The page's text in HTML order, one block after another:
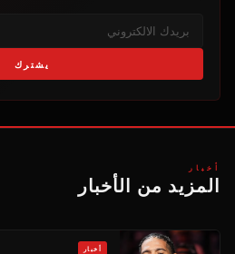
يشترك
أخبار
المزيد من الأخبار
أخبار